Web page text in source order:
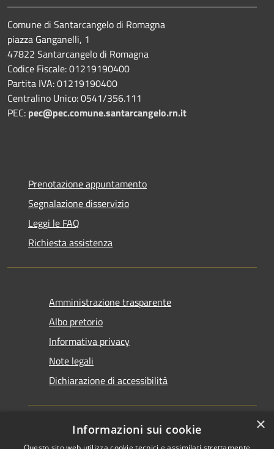
Comune di Santarcangelo di Romagna
piazza Ganganelli, 1
47822 Santarcangelo di Romagna
Codice Fiscale: 01219190400
Partita IVA: 01219190400
Centralino Unico: 0541/356.111
PEC: pec@pec.comune.santarcangelo.rn.it
Prenotazione appuntamento
Segnalazione disservizio
Leggi le FAQ
Richiesta assistenza
Amministrazione trasparente
Albo pretorio
Informativa privacy
Note legali
Dichiarazione di accessibilità
×
Informazioni sui cookie